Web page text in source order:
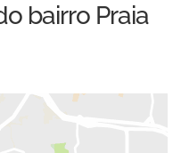
bairro Praia